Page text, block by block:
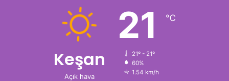
Keşan
Açık hava
21 ℃
21º - 21º
60%
1.54 km/h